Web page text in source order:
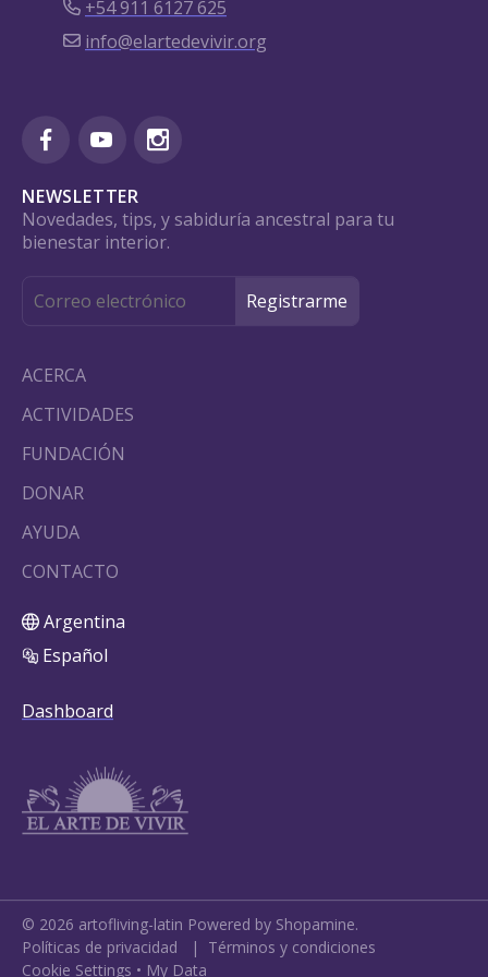
+54 911 6127 625
info@elartedevivir.org
NEWSLETTER
Novedades, tips, y sabiduría ancestral para tu
bienestar interior.
ACERCA
ACTIVIDADES
FUNDACIÓN
DONAR
AYUDA
CONTACTO
Argentina
Español
Dashboard
© 2026 artofliving-latin Powered by Shopamine.
Políticas de privacidad | Términos y condiciones
Cookie Settings • My Data